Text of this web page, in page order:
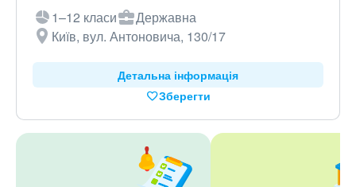
1–12 класи
Державна
Київ, вул. Антоновича, 130/17
Детальна інформація
Зберегти